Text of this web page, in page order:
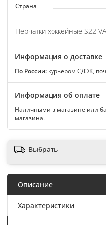
Страна
Перчатки хоккейные S22
Информация о доставке
По России: курьером СДЭК,
Информация об оплате
Наличными в магазине или
магазина.
Выбрать
Описание
Характеристики